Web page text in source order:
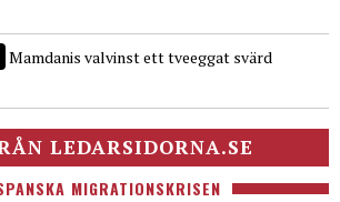
Mamdanis valvinst ett tveeggat svärd
LEDARSIDORNA.SE
MIGRATIONSKRISEN